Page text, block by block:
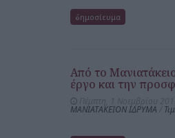
δημοσίευμα
Από το
έργο και την
ΜΑΝΙΑΤΑΚΕΙΟΝ ΙΔΡΥΜΑ